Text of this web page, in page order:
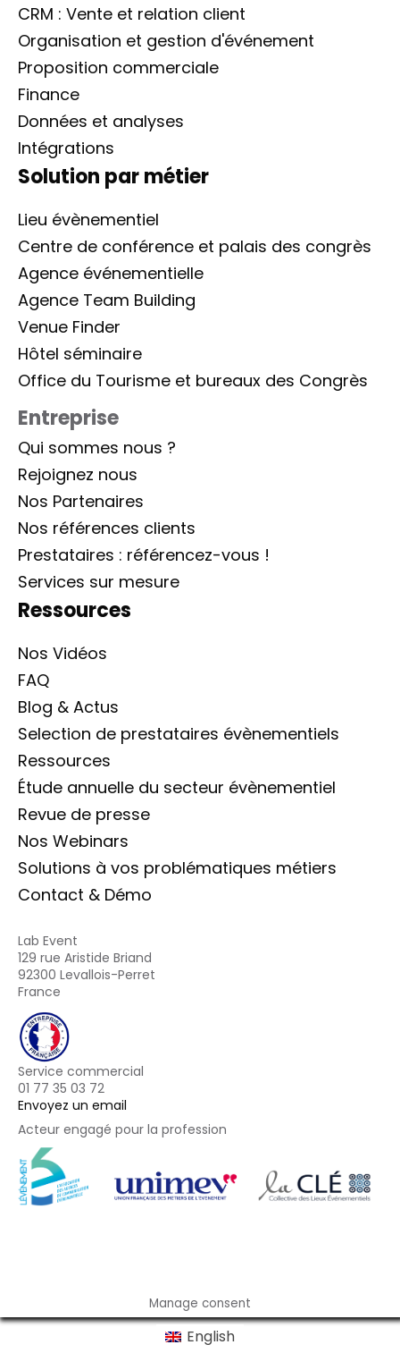
CRM : Vente et relation client
Organisation et gestion d'événement
Proposition commerciale
Finance
Données et analyses
Intégrations
Solution par métier
Lieu évènementiel
Centre de conférence et palais des congrès
Agence événementielle
Agence Team Building
Venue Finder
Hôtel séminaire
Office du Tourisme et bureaux des Congrès
Entreprise
Qui sommes nous ?
Rejoignez nous
Nos Partenaires
Nos références clients
Prestataires : référencez-vous !
Services sur mesure
Ressources
Nos Vidéos
FAQ
Blog & Actus
Selection de prestataires évènementiels
Ressources
Étude annuelle du secteur évènementiel
Revue de presse
Nos Webinars
Solutions à vos problématiques métiers
Contact & Démo
Lab Event
129 rue Aristide Briand
92300 Levallois-Perret
France
Service commercial
01 77 35 03 72
Envoyez un email
Acteur engagé pour la profession
Manage consent
English